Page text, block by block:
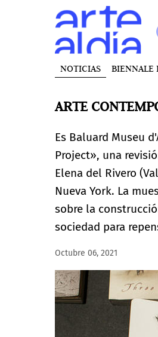
NOTICIAS BIENNALE
ARTE
Es Baluard Museu
Project», una
Elena del Rivero
Nueva York. La
sobre la
sociedad para
Octubre 06, 2021